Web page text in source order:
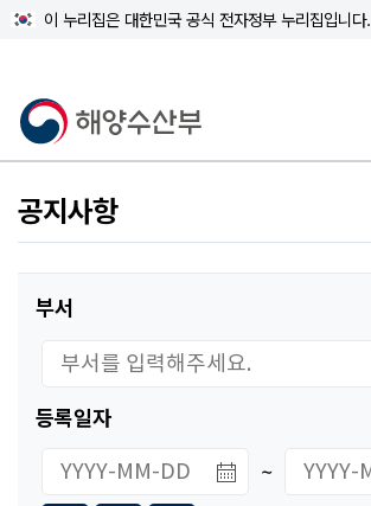
이 누리집은 대한민국 공식 전자정부 누리집입니다.
해양수산부
공지사항
부서
등록일자
~